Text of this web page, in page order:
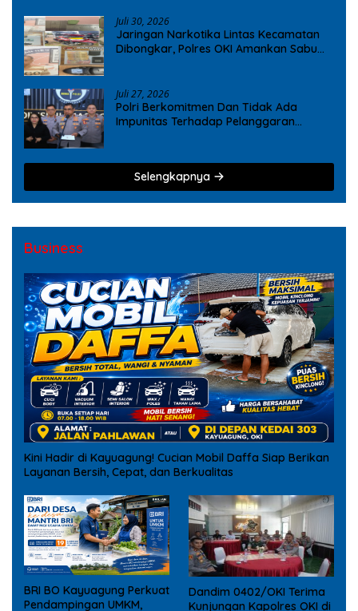
Juli 30, 2026
Jaringan Narkotika Lintas Kecamatan
Dibongkar, Polres OKI Amankan Sabu
Juli 27, 2026
Polri Berkomitmen Dan Tidak Ada
Impunitas Terhadap Pelanggaran
Selengkapnya
Business
Kini Hadir di Kayuagung! Cucian Mobil Daffa Siap Berikan
Layanan Bersih, Cepat, dan Berkualitas
BRI BO Kayuagung Perkuat
Pendampingan UMKM,
Dandim 0402/OKI Terima
Kunjungan Kapolres OKI di